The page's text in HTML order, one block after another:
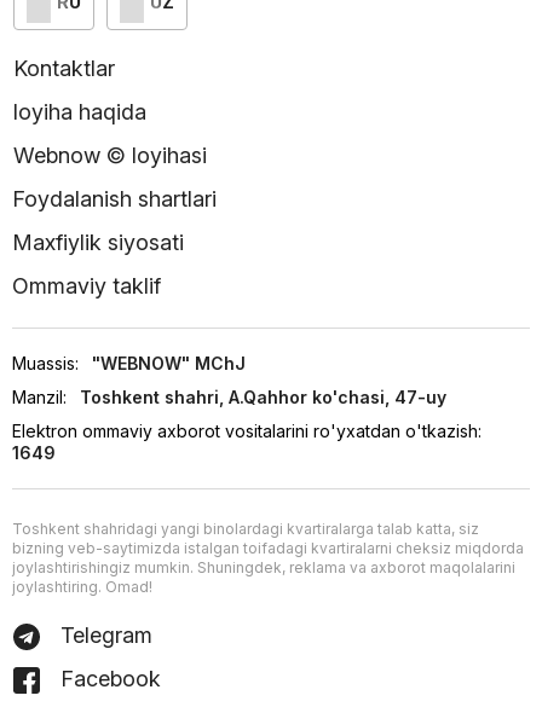
Kontaktlar
loyiha haqida
Webnow © loyihasi
Foydalanish shartlari
Maxfiylik siyosati
Ommaviy taklif
Muassis:
"WEBNOW" MChJ
Manzil:
Toshkent shahri, A.Qahhor ko'chasi, 47-uy
Elektron ommaviy axborot vositalarini ro'yxatdan o'tkazish:
1649
Toshkent shahridagi yangi binolardagi kvartiralarga talab katta, siz
bizning veb-saytimizda istalgan toifadagi kvartiralarni cheksiz miqdorda
joylashtirishingiz mumkin. Shuningdek, reklama va axborot maqolalarini
joylashtiring. Omad!
Telegram
Facebook